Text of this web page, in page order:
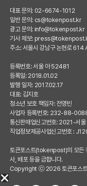
대표 문의: 02-6674-1012
일반 문의: cs@tokenpost.kr
광고 문의: info@tokenpost.kr
기사 제보:
주소: 서울시 강남구 논현로
등록번호: 서울 아 52481
등록일: 2018.01.02
발행 일자: 2017.02.17
대표: 김지호
청소년 보호 책임자: 전영빈
사업자 등록번호: 232-88-
통신판매업신고번호: 2021-서
직업정보제공사업신고번호 :
토큰포스트(tokenpost)의 모든
사, 배포 등을 금합니다.
Copyright ⓒ 2026 토큰포스